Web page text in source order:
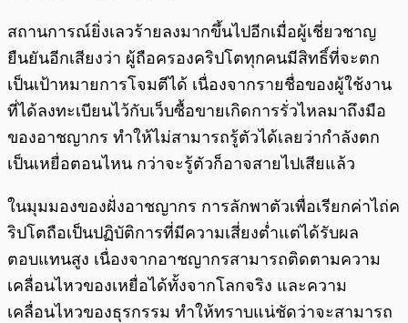
สถานการณ์ยิ่งเลวร้ายลงมากขึ้นไปอีกเมื่อผู้เชี่ยวชาญ
ยืนยันอีกเสียงว่า ผู้ถือครองคริปโตทุกคนมีสิทธิ์ที่จะตก
เป็นเป้าหมายการโจมตีได้ เนื่องจากรายชื่อของผู้ใช้งาน
ที่ได้ลงทะเบียนไว้กับเว็บซื้อขายเกิดการรั่วไหลมาถึงมือ
ของอาชญากร ทำให้ไม่สามารถรู้ตัวได้เลยว่ากำลังตก
เป็นเหยื่อตอนไหน กว่าจะรู้ตัวก็อาจสายไปเสียแล้ว
ในมุมมองของฝั่งอาชญากร การลักพาตัวเพื่อเรียกค่าไถ่ค
ริปโตถือเป็นปฏิบัติการที่มีความเสี่ยงต่ำแต่ได้รับผล
ตอบแทนสูง เนื่องจากอาชญากรสามารถติดตามความ
เคลื่อนไหวของเหยื่อได้ทั้งจากโลกจริง และความ
เคลื่อนไหวของธุรกรรม ทำให้ทราบแน่ชัดว่าจะสามารถ